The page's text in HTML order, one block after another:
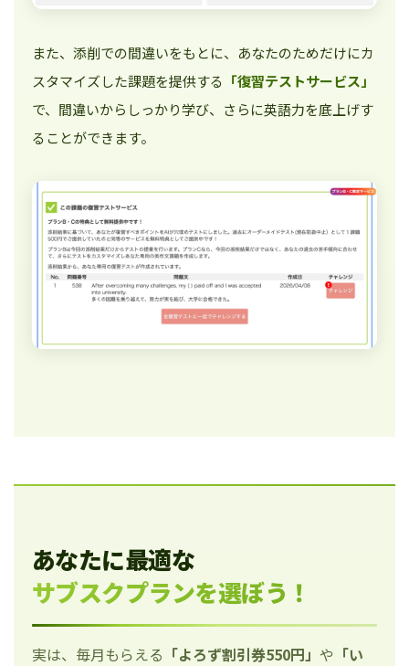
また、添削での間違いをもとに、あなたのためだけにカ
スタマイズした課題を提供する 「復習テストサービス」
で、間違いからしっかり学び、さらに英語力を底上げす
ることができます。
あなたに最適な
サブスクプランを選ぼう！
実は、毎月もらえる 「よろず割引券550円」 や 「い